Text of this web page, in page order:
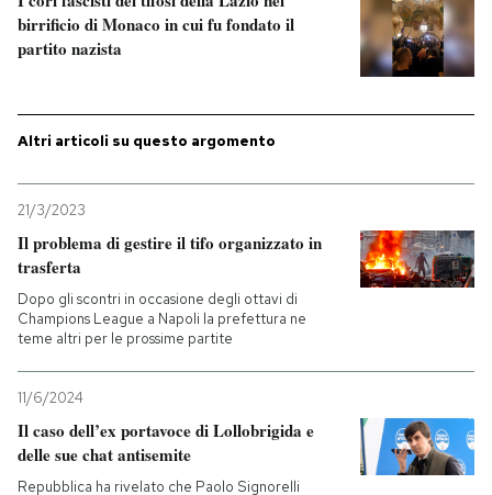
NEWSLETTER
I MIEI PREFERITI
SHOP
CALENDARIO
AREA PERSONALE
Entra
birrificio di Monaco in cui fu fondato il
partito nazista
Altri articoli su questo argomento
21/3/2023
Il problema di gestire il tifo organizzato in
trasferta
Dopo gli scontri in occasione degli ottavi di
Champions League a Napoli la prefettura ne
teme altri per le prossime partite
11/6/2024
Il caso dell’ex portavoce di Lollobrigida e
delle sue chat antisemite
Repubblica ha rivelato che Paolo Signorelli